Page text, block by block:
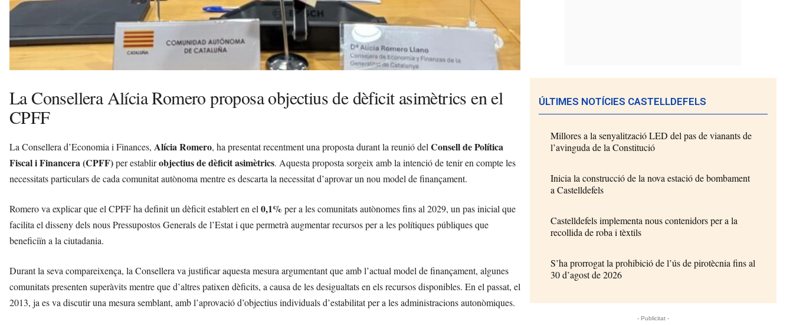
La Consellera Alícia Romero proposa objectius de dèficit asimètrics en el
CPFF
La Consellera d’Economia i Finances, Alícia Romero, ha presentat recentment una proposta durant la reunió del Consell de Política
Fiscal i Financera (CPFF)per establirobjectius de dèficit asimètrics. Aquesta proposta sorgeix amb la intenció de tenir en compte les
necessitats particulars de cada comunitat autònoma mentre es descarta la necessitat d’aprovar un nou model de finançament.
Romero va explicar que el CPFF ha definit un dèficit establert en el 0,1% per a les comunitats autònomes fins al 2029, un pas inicial que
facilita el disseny dels nous Pressupostos Generals de l’Estat i que permetrà augmentar recursos per a les polítiques públiques que
beneficiïn a la ciutadania.
Durant la seva compareixença, la Consellera va justificar aquesta mesura argumentant que amb l’actual model de finançament, algunes
comunitats presenten superàvits mentre que d’altres patixen dèficits, a causa de les desigualtats en els recursos disponibles. En el passat, el
2013, ja es va discutir una mesura semblant, amb l’aprovació d’objectius individuals d’estabilitat per a les administracions autonòmiques.
ÚLTIMES NOTÍCIES CASTELLDEFELS
Millores a la senyalització LED del pas de vianants de
l’avinguda de la Constitució
Inicia la construcció de la nova estació de bombament
a Castelldefels
Castelldefels implementa nous contenidors per a la
recollida de roba i tèxtils
S’ha prorrogat la prohibició de l’ús de pirotècnia fins al
30 d’agost de 2026
- Publicitat -